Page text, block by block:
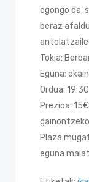
egongo da,
beraz
Tokia:
Eguna:
Ordua: 19:30
Prezioa:
Plaza
eguna